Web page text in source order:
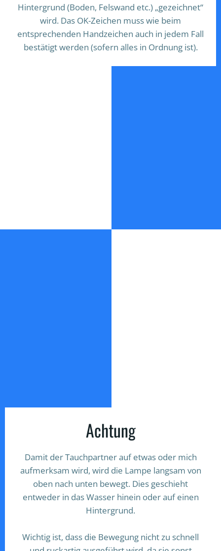
Hintergrund (Boden, Felswand etc.) „gezeichnet“
wird. Das OK-Zeichen muss wie beim
entsprechenden Handzeichen auch in jedem Fall
bestätigt werden (sofern alles in Ordnung ist).
Achtung
Damit der Tauchpartner auf etwas oder mich
aufmerksam wird, wird die Lampe langsam von
oben nach unten bewegt. Dies geschieht
entweder in das Wasser hinein oder auf einen
Hintergrund.
Wichtig ist, dass die Bewegung nicht zu schnell